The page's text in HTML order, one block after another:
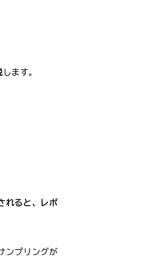
します。
れると、レポ
ンプリングが